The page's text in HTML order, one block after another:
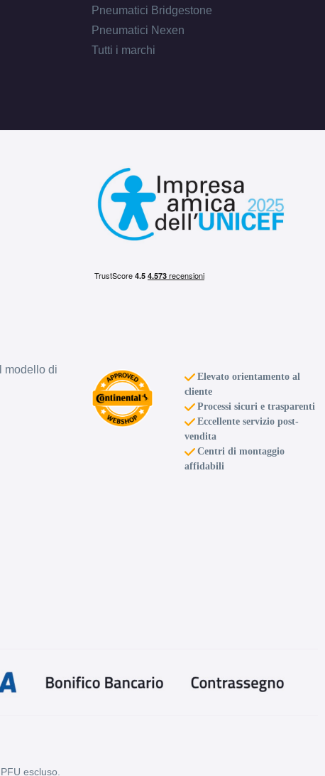
Pneumatici Bridgestone
Pneumatici Nexen
Tutti i marchi
modello di
Elevato orientamento al
cliente
Processi sicuri e trasparenti
Eccellente servizio post-
vendita
Centri di montaggio
affidabili
escluso.